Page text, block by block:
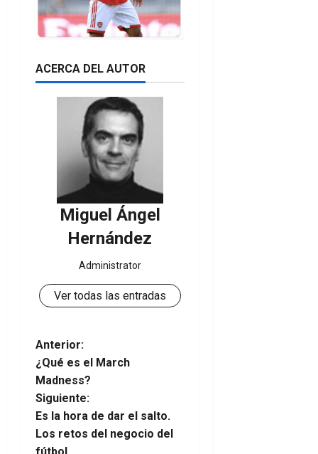
ACERCA DEL AUTOR
Miguel Ángel
Hernández
Administrator
Ver todas las entradas
N
a
v
e
Anterior:
¿Qué es el March
Madness?
Siguiente:
Es la hora de dar el salto.
Los retos del negocio del